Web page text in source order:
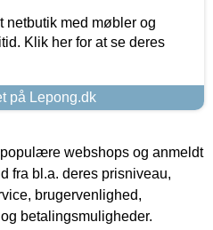
netbutik med møbler og
Klik her for at se deres
på Lepong.dk
webshops og anmeldt
fra bl.a. deres prisniveau,
brugervenlighed,
betalingsmuligheder.